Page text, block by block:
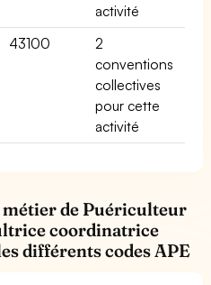
activité
43100
2
conventions
collectives
pour cette
activité
métier de Puériculteur
coordinatrice
différents codes APE